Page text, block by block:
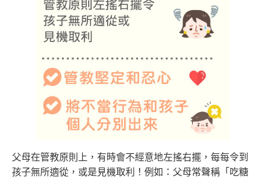
父母在管教原則上，有時會不經意地左搖右擺，每每令到
孩子無所適從，或是見機取利！例如：父母常聲稱「吃糖